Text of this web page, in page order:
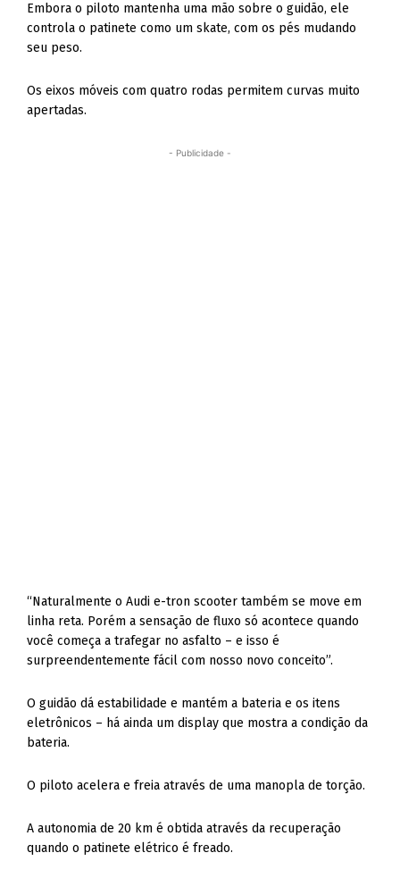
Embora o piloto mantenha uma mão sobre o guidão, ele
controla o patinete como um skate, com os pés mudando
seu peso.
Os eixos móveis com quatro rodas permitem curvas muito
apertadas.
- Publicidade -
“Naturalmente o Audi e-tron scooter também se move em
linha reta. Porém a sensação de fluxo só acontece quando
você começa a trafegar no asfalto – e isso é
surpreendentemente fácil com nosso novo conceito”.
O guidão dá estabilidade e mantém a bateria e os itens
eletrônicos – há ainda um display que mostra a condição da
bateria.
O piloto acelera e freia através de uma manopla de torção.
A autonomia de 20 km é obtida através da recuperação
quando o patinete elétrico é freado.